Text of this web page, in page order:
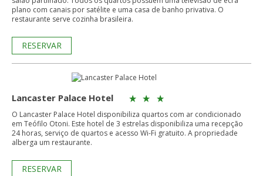
plano com canais por satélite e uma casa de banho privativa. O
restaurante serve cozinha brasileira.
RESERVAR
Lancaster Palace Hotel
O Lancaster Palace Hotel disponibiliza quartos com ar condicionado
em Teófilo Otoni. Este hotel de 3 estrelas disponibiliza uma recepção
24 horas, serviço de quartos e acesso Wi-Fi gratuito. A propriedade
alberga um restaurante.
RESERVAR